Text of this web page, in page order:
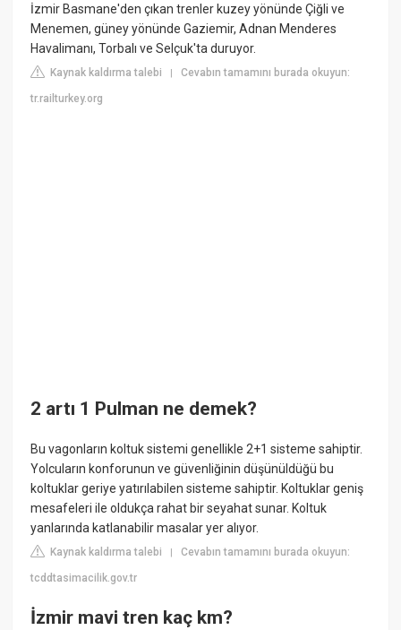
İzmir Basmane'den çıkan trenler kuzey yönünde Çiğli ve
Menemen, güney yönünde Gaziemir, Adnan Menderes
Havalimanı, Torbalı ve Selçuk'ta duruyor.
Kaynak kaldırma talebi |Cevabın tamamını burada okuyun:
tr.railturkey.org
2 artı 1 Pulman ne demek?
Bu vagonların koltuk sistemi genellikle 2+1 sisteme sahiptir.
Yolcuların konforunun ve güvenliğinin düşünüldüğü bu
koltuklar geriye yatırılabilen sisteme sahiptir. Koltuklar geniş
mesafeleri ile oldukça rahat bir seyahat sunar. Koltuk
yanlarında katlanabilir masalar yer alıyor.
Kaynak kaldırma talebi |Cevabın tamamını burada okuyun:
tcddtasimacilik.gov.tr
İzmir mavi tren kaç km?